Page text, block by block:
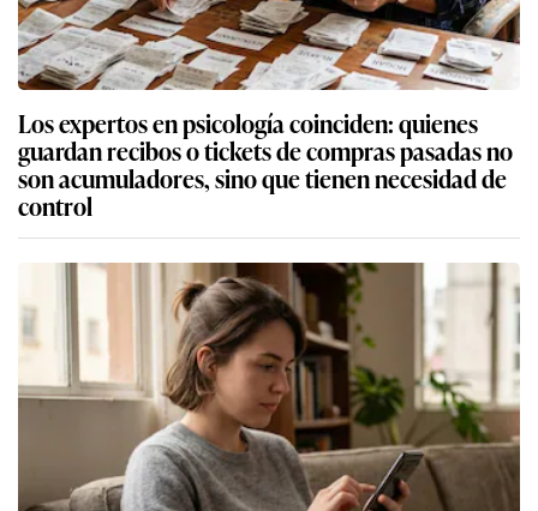
Los expertos en psicología coinciden: quienes
guardan recibos o tickets de compras pasadas no
son acumuladores, sino que tienen necesidad de
control